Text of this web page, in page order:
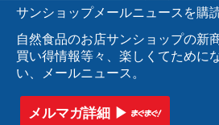
サンショップメールニュースを購
自然食品のお店サンショップの新
買い得情報等々、楽しくてために
い、メールニュース。
メルマガ詳細 ▶︎